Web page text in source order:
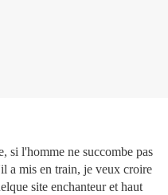
si l'homme ne succombe pas
a mis en train, je veux croire
site enchanteur et haut